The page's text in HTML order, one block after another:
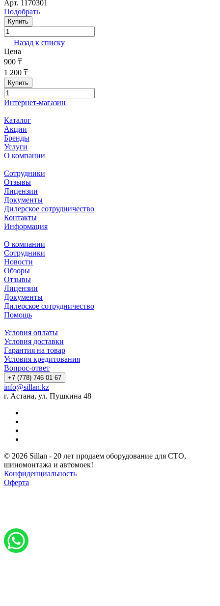
Арт. 1170301
Подобрать
Купить
Назад к списку
Цена
900 ₸
1 200 ₸
Купить
Интернет-магазин
Каталог
Акции
Бренды
Услуги
О компании
Сотрудники
Отзывы
Лицензии
Документы
Дилерское сотрудничество
Контакты
Информация
О компании
Сотрудники
Новости
Обзоры
Отзывы
Лицензии
Документы
Дилерское сотрудничество
Помощь
Условия оплаты
Условия доставки
Гарантия на товар
Условия кредитования
Вопрос-ответ
+7 (778) 746 01 67
info@sillan.kz
г. Астана, ул. Пушкина 48
© 2026 Sillan - 20 лет продаем оборудование для СТО,
шиномонтажа и автомоек!
Конфиденциальность
Оферта